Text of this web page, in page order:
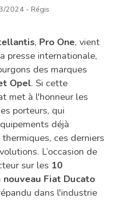
2024 - Régis
, Pro One, vient
presse internationale,
des marques
Opel. Si cette
met à l'honneur les
porteurs, qui
déjà
ces derniers
L’occasion de
sur les 10
Fiat Ducato
dans l'industrie